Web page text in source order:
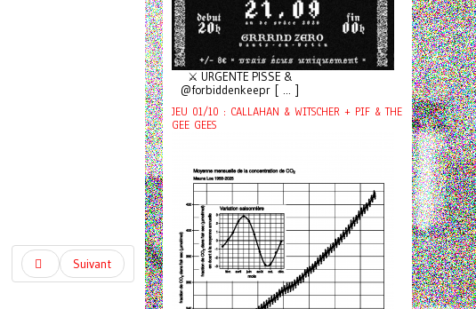
Suivant
⚔️ URGENTE PISSE &
@forbiddenkeepr [ ... ]
JEU 01/10 : CALLAHAN & WITSCHER + PIF & THE
GEE GEES